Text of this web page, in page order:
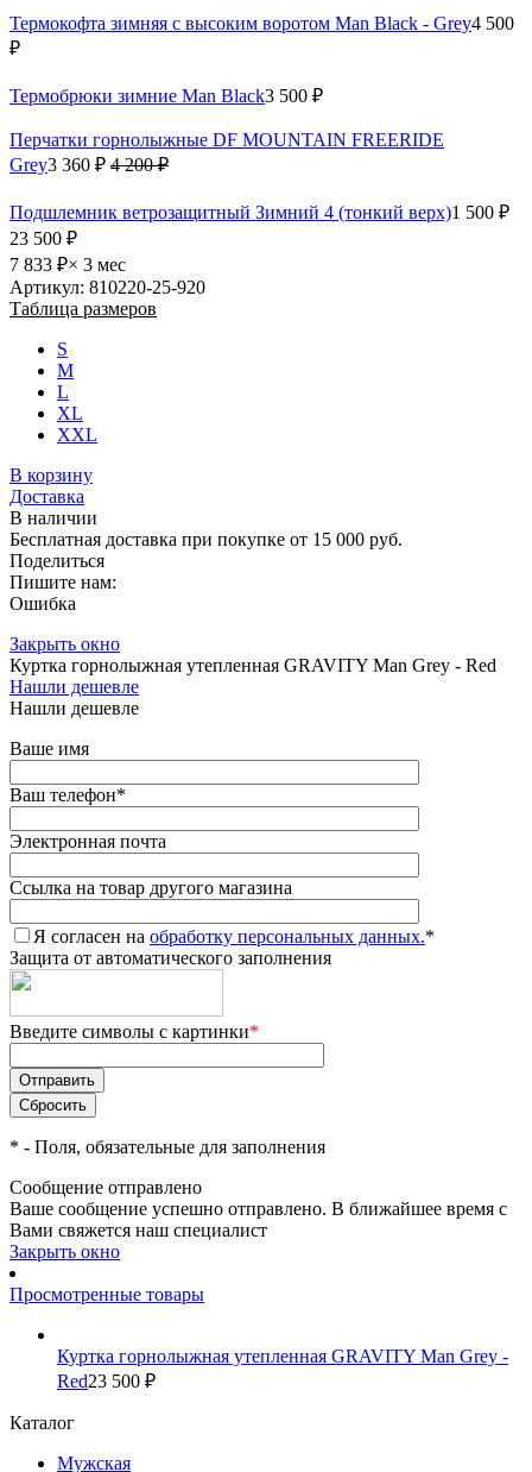
Термокофта зимняя с высоким воротом Man Black - Grey4 500
₽
Термобрюки зимние Man Black3 500 ₽
Перчатки горнолыжные DF MOUNTAIN FREERIDE
Grey3 360 ₽ 4 200 ₽
Подшлемник ветрозащитный Зимний 4 (тонкий верх)1 500 ₽
23 500 ₽
7 833 ₽× 3 мес
Артикул: 810220-25-920
Таблица размеров
S
M
L
XL
XXL
В корзину
Доставка
В наличии
Бесплатная доставка при покупке от 15 000 руб.
Поделиться
Пишите нам:
Ошибка
Закрыть окно
Куртка горнолыжная утепленная GRAVITY Man Grey - Red
Нашли дешевле
Нашли дешевле
Ваше имя
Ваш телефон*
Электронная почта
Ссылка на товар другого магазина
Я согласен на обработку персональных данных.*
Защита от автоматического заполнения
Введите символы с картинки*
* - Поля, обязательные для заполнения
Сообщение отправлено
Ваше сообщение успешно отправлено. В ближайшее время с
Вами свяжется наш специалист
Закрыть окно
Просмотренные товары
Куртка горнолыжная утепленная GRAVITY Man Grey -
Red23 500 ₽
Каталог
Мужская